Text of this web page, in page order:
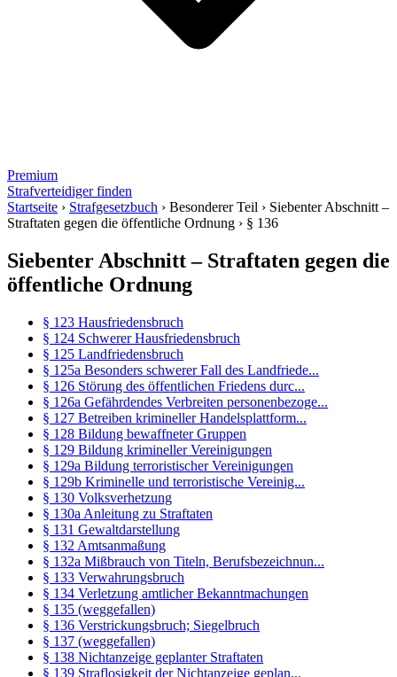
Premium
Strafverteidiger finden
Startseite › Strafgesetzbuch › Besonderer Teil › Siebenter Abschnitt –
Straftaten gegen die öffentliche Ordnung › § 136
Siebenter Abschnitt – Straftaten gegen die
öffentliche Ordnung
§ 123 Hausfriedensbruch
§ 124 Schwerer Hausfriedensbruch
§ 125 Landfriedensbruch
§ 125a Besonders schwerer Fall des Landfriede...
§ 126 Störung des öffentlichen Friedens durc...
§ 126a Gefährdendes Verbreiten personenbezoge...
§ 127 Betreiben krimineller Handelsplattform...
§ 128 Bildung bewaffneter Gruppen
§ 129 Bildung krimineller Vereinigungen
§ 129a Bildung terroristischer Vereinigungen
§ 129b Kriminelle und terroristische Vereinig...
§ 130 Volksverhetzung
§ 130a Anleitung zu Straftaten
§ 131 Gewaltdarstellung
§ 132 Amtsanmaßung
§ 132a Mißbrauch von Titeln, Berufsbezeichnun...
§ 133 Verwahrungsbruch
§ 134 Verletzung amtlicher Bekanntmachungen
§ 135 (weggefallen)
§ 136 Verstrickungsbruch; Siegelbruch
§ 137 (weggefallen)
§ 138 Nichtanzeige geplanter Straftaten
§ 139 Straflosigkeit der Nichtanzeige geplan...